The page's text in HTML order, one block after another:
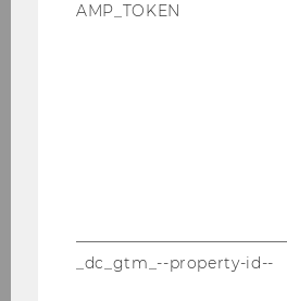
Clemens Schuhmayer
AMP_TOKEN
_dc_gtm_--property-id--